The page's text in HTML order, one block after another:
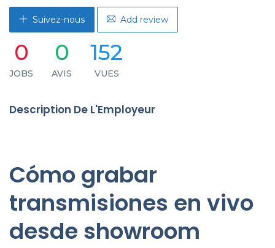
Suivez-nous Add review
0
JOBS
0
AVIS
152
VUES
Description De L'Employeur
Cómo grabar
transmisiones en vivo
desde showroom